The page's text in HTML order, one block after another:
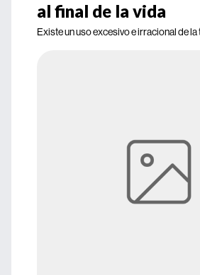
al final de la vida
Existe un uso excesivo e irracional de la